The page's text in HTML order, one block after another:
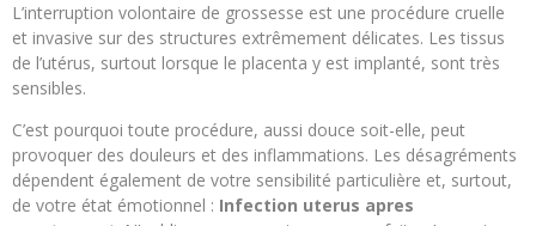
L’interruption volontaire de grossesse est une procédure cruelle
et invasive sur des structures extrêmement délicates. Les tissus
de l’utérus, surtout lorsque le placenta y est implanté, sont très
sensibles.
C’est pourquoi toute procédure, aussi douce soit-elle, peut
provoquer des douleurs et des inflammations. Les désagréments
dépendent également de votre sensibilité particulière et, surtout,
de votre état émotionnel : Infection uterus apres